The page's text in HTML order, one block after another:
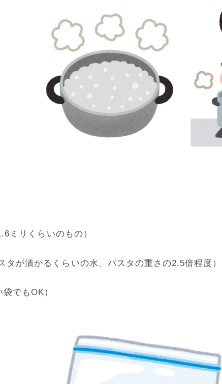
ミリくらいのもの）
スタが漬かるくらいの水、パスタの重さの2.5倍程度
でもOK）